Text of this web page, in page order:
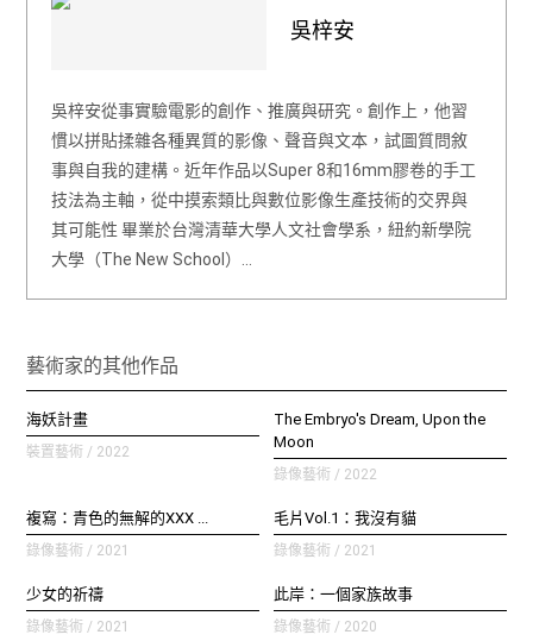
吳梓安
吳梓安從事實驗電影的創作、推廣與研究。創作上，他習
慣以拼貼揉雜各種異質的影像、聲音與文本，試圖質問敘
事與自我的建構。近年作品以Super 8和16mm膠卷的手工
技法為主軸，從中摸索類比與數位影像生產技術的交界與
其可能性 畢業於台灣清華大學人文社會學系，紐約新學院
大學（The New School）…
藝術家的其他作品
海妖計畫
裝置藝術 / 2022
The Embryo's Dream, Upon the
Moon
錄像藝術 / 2022
複寫：青色的無解的XXX ...
錄像藝術 / 2021
毛片Vol.1：我沒有貓
錄像藝術 / 2021
少女的祈禱
錄像藝術 / 2021
此岸：一個家族故事
錄像藝術 / 2020